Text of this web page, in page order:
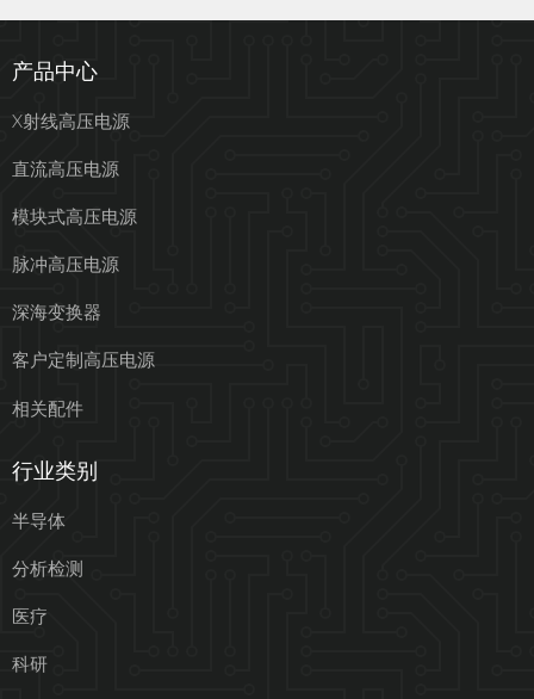
产品中心
X射线高压电源
直流高压电源
模块式高压电源
脉冲高压电源
深海变换器
客户定制高压电源
相关配件
行业类别
半导体
分析检测
医疗
科研